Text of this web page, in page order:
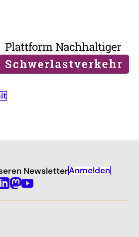
NewsletterAnmelden
Mastodon
Youtube